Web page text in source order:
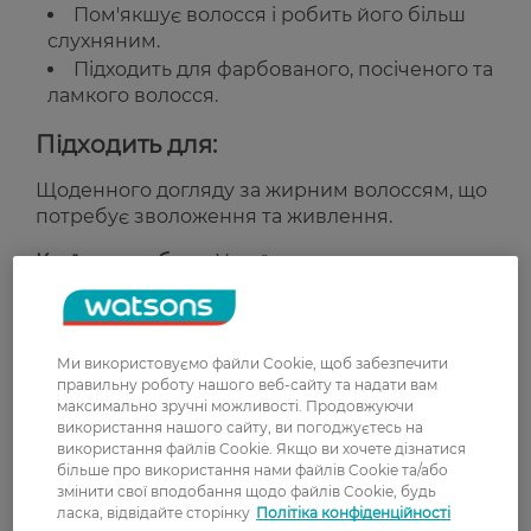
Пом'якшує волосся і робить його більш
слухняним.
Підходить для фарбованого, посіченого та
ламкого волосся.
Підходить для:
Щоденного догляду за жирним волоссям, що
потребує зволоження та живлення.
Країна-виробник:Україна
0
З 0 відгуків
0 відгуків
Ми використовуємо файли Cookie, щоб забезпечити
правильну роботу нашого веб-сайту та надати вам
максимально зручні можливості. Продовжуючи
використання нашого сайту, ви погоджуєтесь на
використання файлів Cookie. Якщо ви хочете дізнатися
більше про використання нами файлів Cookie та/або
змінити свої вподобання щодо файлів Cookie, будь
ласка, відвідайте сторінку Політіка конфіденційності